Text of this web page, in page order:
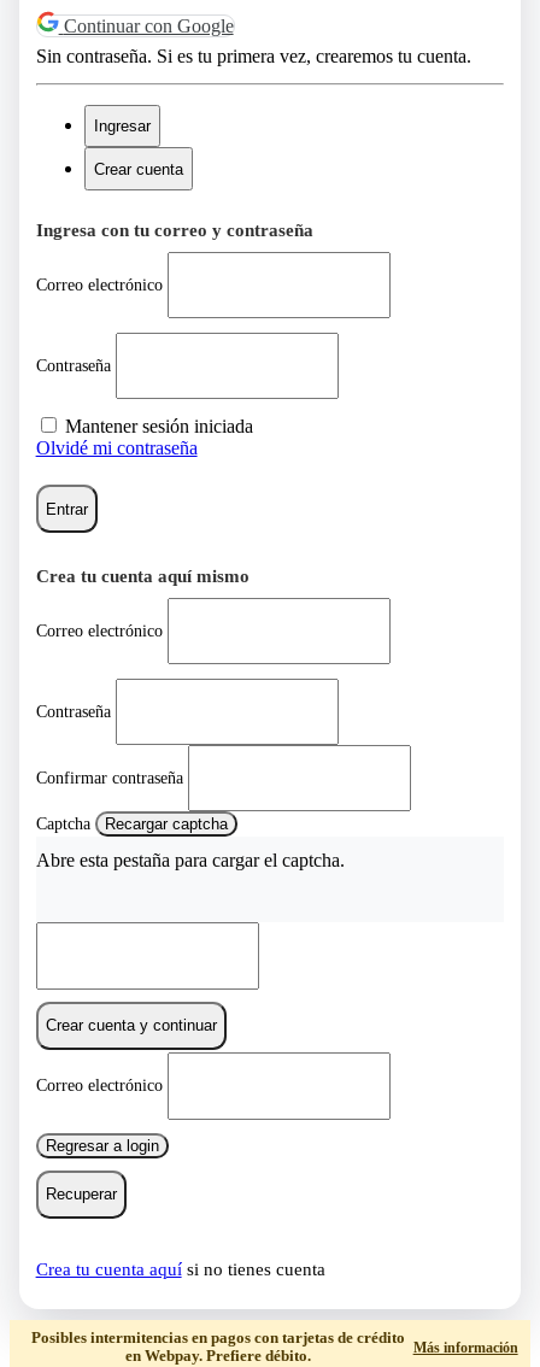
Continuar con Google
Sin contraseña. Si es tu primera vez, crearemos tu cuenta.
Ingresar
Crear cuenta
Ingresa con tu correo y contraseña
Correo electrónico
Contraseña
Mantener sesión iniciada
Olvidé mi contraseña
Entrar
Crea tu cuenta aquí mismo
Correo electrónico
Contraseña
Confirmar contraseña
Captcha Recargar captcha
Abre esta pestaña para cargar el captcha.
Crear cuenta y continuar
Correo electrónico
Regresar a login
Recuperar
Crea tu cuenta aquísi no tienes cuenta
Posibles intermitencias en pagos con tarjetas de crédito
en Webpay. Prefiere débito.
Más información